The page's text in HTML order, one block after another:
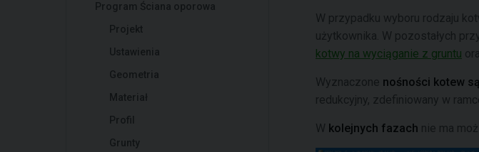
Program Ściana oporowa
Projekt
Ustawienia
Geometria
Materiał
Profil
Grunty
W przypadku wyboru rodzaju
użytkownika. W pozostałych
kotwy na wyciąganie z gruntu
Wyznaczone nośności kotew
redukcyjny, zdefiniowany w
W kolejnych fazach nie ma